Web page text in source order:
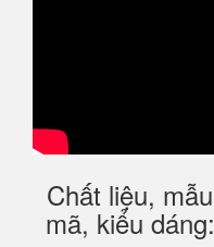
Chất liệu, mẫu
mã, kiểu dáng: